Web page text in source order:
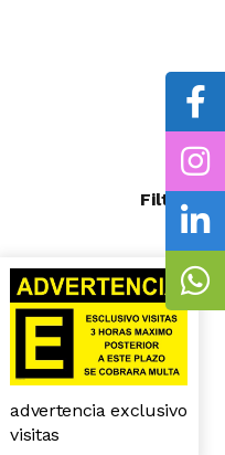
Filtros
advertencia exclusivo
visitas